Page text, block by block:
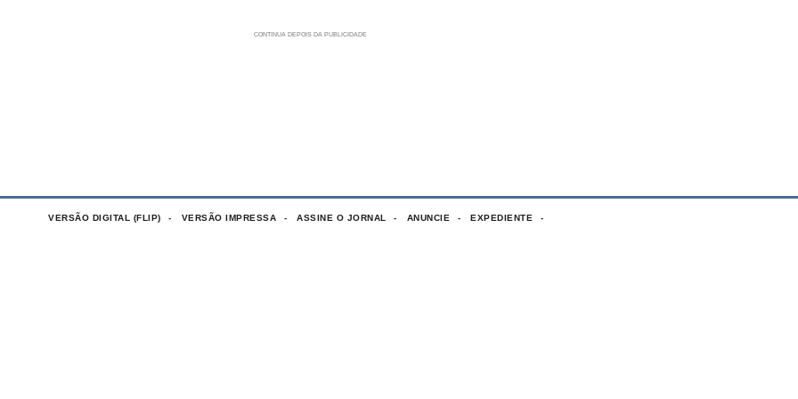
VERSÃO DIGITAL (FLIP) VERSÃO IMPRESSA ASSINE O JORNAL ANUNCIE EXPEDIENTE